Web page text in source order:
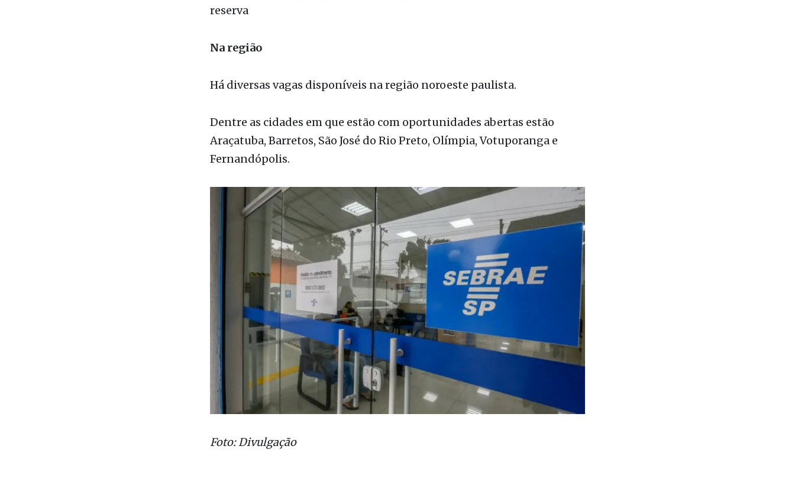
Na região
Há diversas vagas disponíveis na região noroeste paulista.
Dentre as cidades em que estão com oportunidades abertas estão
Fernandópolis.
Foto: Divulgação